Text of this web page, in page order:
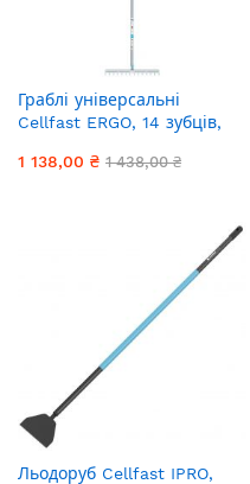
Граблі універсальні
Cellfast ERGO, 14 зубців,
1 138,00 ₴ 1 438,00 ₴
Льодоруб Cellfast IPRO,